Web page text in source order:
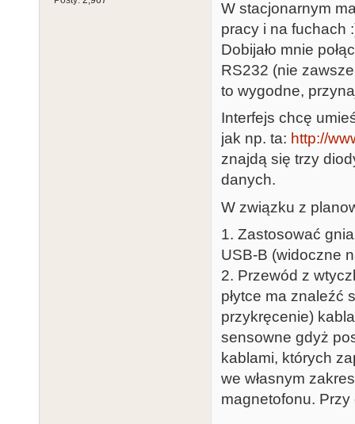
W stacjonarnym
pracy i na fuchach
Dobijało mnie
RS232 (nie
to wygodne,
Interfejs chcę
jak np. ta: http://
znajdą się trzy
danych.
W związku z
1. Zastosować
USB-B (widoczne
2. Przewód z
płytce ma znaleźć
przykręcenie)
sensowne gdyż
kablami, których
we własnym
magnetofonu.